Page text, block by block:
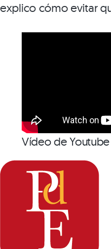
explico cómo evitar
Vídeo de Youtube